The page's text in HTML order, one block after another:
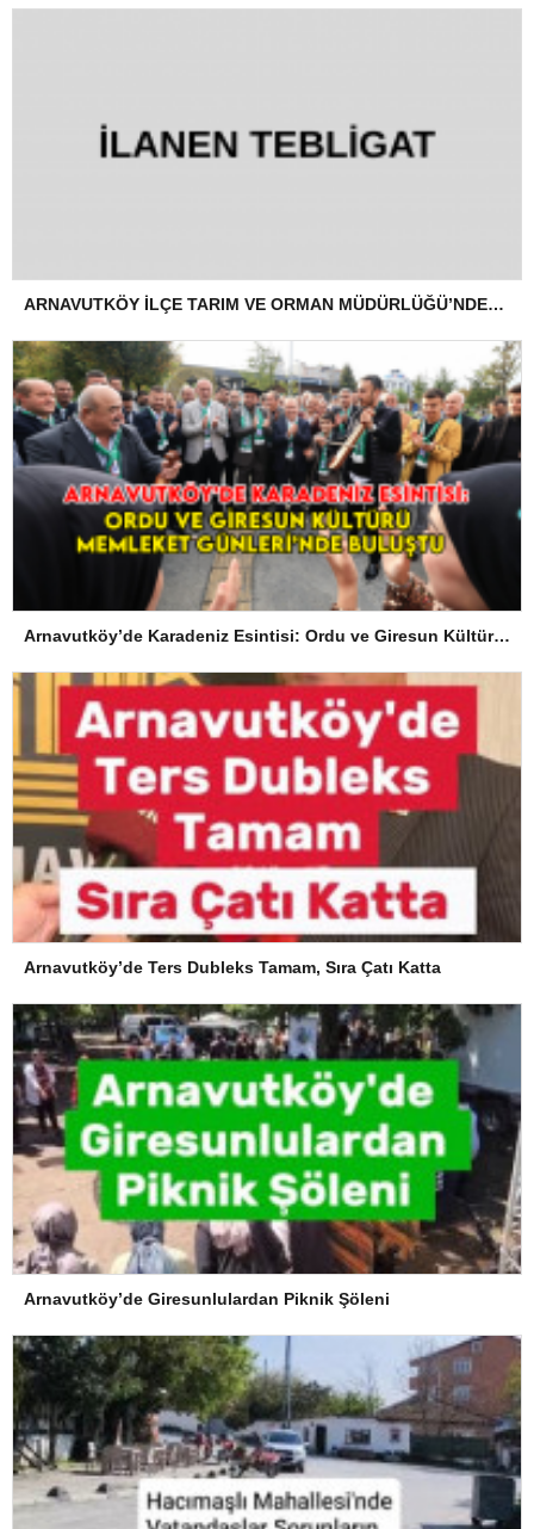
ARNAVUTKÖY İLÇE TARIM VE ORMAN MÜDÜRLÜĞÜ’NDEN İLANEN TEBLİGAT
Arnavutköy’de Karadeniz Esintisi: Ordu ve Giresun Kültürü Memleket Günleri’nde Buluştu
Arnavutköy’de Ters Dubleks Tamam, Sıra Çatı Katta
Arnavutköy’de Giresunlulardan Piknik Şöleni